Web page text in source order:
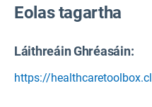
Eolas tagartha
Láithreáin Ghréasáin:
https://